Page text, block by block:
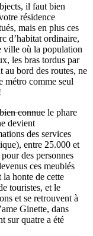
il faut bien
résidence
mais en plus ces
d’habitat ordinaire,
ville où la population
les bras tordus par
au bord des routes, ne
métro comme seul
connue le phare
devient
des services
entre 25.000 et
des personnes
ces meublés
honte de cette
touristes, et le
et se retrouvent à
Ginette, dans
sur quatre a été